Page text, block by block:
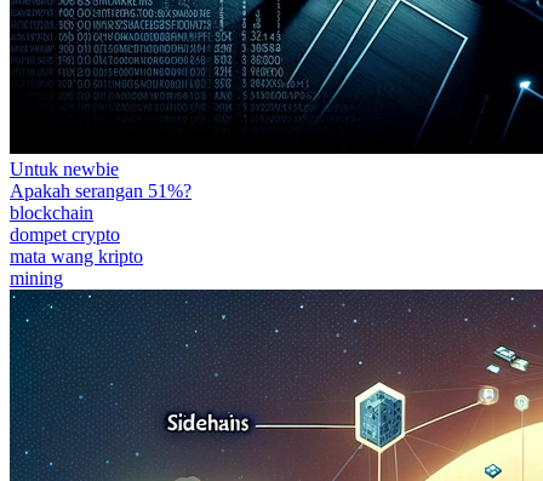
Untuk newbie
Apakah serangan 51%?
blockchain
dompet crypto
mata wang kripto
mining